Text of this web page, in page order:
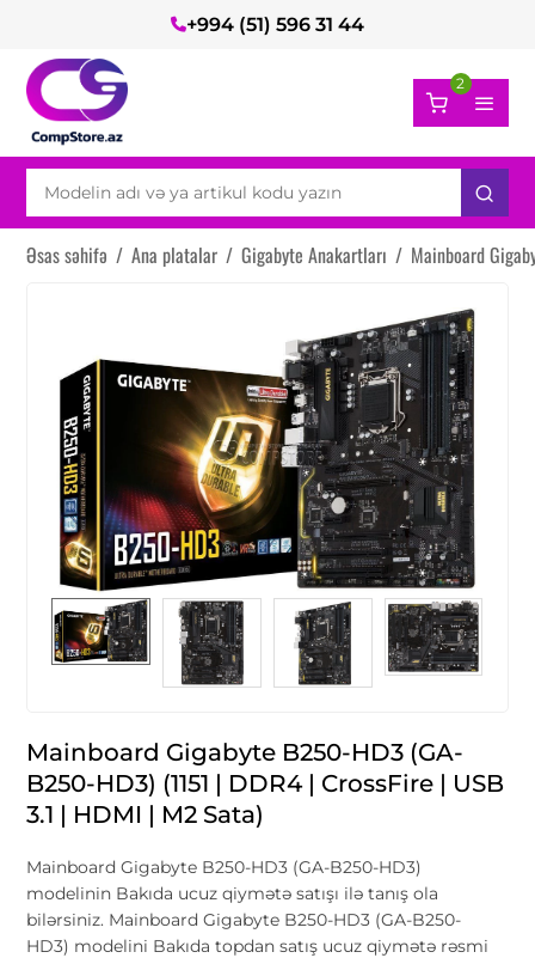
+994 (51) 596 31 44
2
Əsas səhifə / Ana platalar / Gigabyte Anakartları / Mainboard
Mainboard Gigabyte B250-HD3 (GA-
B250-HD3) (1151 | DDR4 | CrossFire | USB
3.1 | HDMI | M2 Sata)
Mainboard Gigabyte B250-HD3 (GA-B250-HD3)
modelinin Bakıda ucuz qiymətə satışı ilə tanış ola
bilərsiniz. Mainboard Gigabyte B250-HD3 (GA-B250-
HD3) modelini Bakıda topdan satış ucuz qiymətə rəsmi